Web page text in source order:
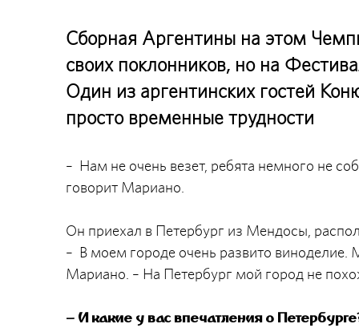
Сборная Аргентины на этом
своих поклонников, но на
Один из аргентинских гостей
просто временные трудности
– Нам не очень везет, ребята немного не
говорит Мариано.
Он приехал в Петербург из Мендосы,
– В моем городе очень развито
Мариано. – На Петербург мой город не
– И какие у вас впечатления о